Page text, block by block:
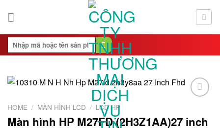
Search
for:
HOME / MÀN HÌNH LCD / LCD HP
Màn hình HP M27FD (2H3Z1AA)27 inch